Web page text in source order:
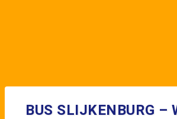
BUS SLIJKENBURG –